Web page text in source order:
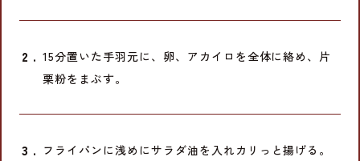
15分置いた手羽元に、卵、アカイロを全体に絡め、片
栗粉をまぶす。
フライパンに浅めにサラダ油を入れカリっと揚げる。